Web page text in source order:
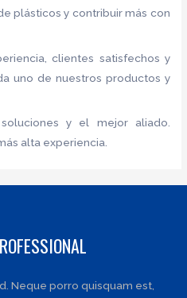
plásticos y contribuir más con
clientes satisfechos y
uno de nuestros productos y
y el mejor aliado.
alta experiencia.
Neque porro quisquam est,